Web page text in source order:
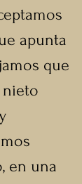
apunta
que
nieto
en una